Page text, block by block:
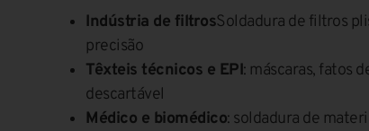
Indústria de filtrosSoldadura de filtros
precisão
Têxteis técnicos e EPI: máscaras, fatos
descartável
Médico e biomédico: soldadura de